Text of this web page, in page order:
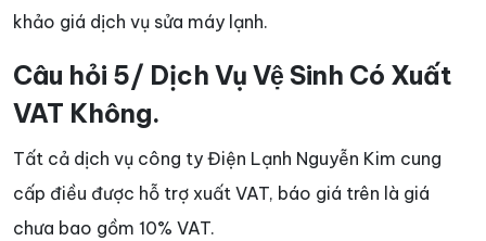
khảo giá dịch vụ sửa máy lạnh.
Câu hỏi 5/ Dịch Vụ Vệ Sinh Có Xuất
VAT Không.
Tất cả dịch vụ công ty Điện Lạnh Nguyễn Kim cung
cấp điều được hỗ trợ xuất VAT, báo giá trên là giá
chưa bao gồm 10% VAT.